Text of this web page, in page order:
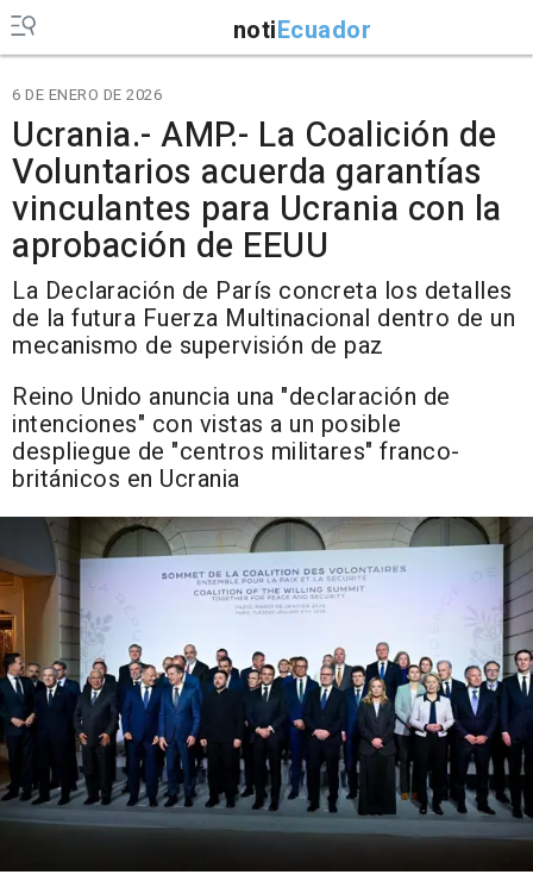
notiEcuador
6 DE ENERO DE 2026
Ucrania.- AMP.- La Coalición de
Voluntarios acuerda garantías
vinculantes para Ucrania con la
aprobación de EEUU
La Declaración de París concreta los detalles
de la futura Fuerza Multinacional dentro de un
mecanismo de supervisión de paz
Reino Unido anuncia una "declaración de
intenciones" con vistas a un posible
despliegue de "centros militares" franco-
británicos en Ucrania